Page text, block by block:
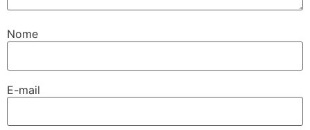
Nome
E-mail